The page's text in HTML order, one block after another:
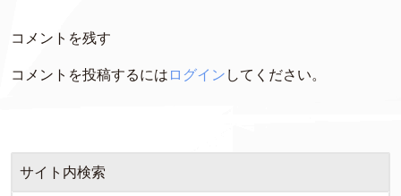
コメントを残す
コメントを投稿するには ログイン してください。
サイト内検索